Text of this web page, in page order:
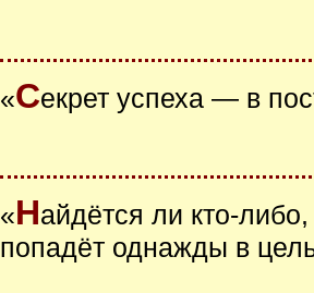
«Секрет успеха ― в
«Найдётся ли кто-
попадёт однажды в